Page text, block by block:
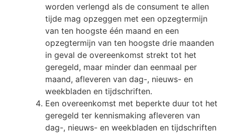
worden verlengd als de consument te allen
tijde mag opzeggen met een opzegtermijn
van ten hoogste één maand en een
opzegtermijn van ten hoogste drie maanden
in geval de overeenkomst strekt tot het
geregeld, maar minder dan eenmaal per
maand, afleveren van dag-, nieuws- en
weekbladen en tijdschriften.
Een overeenkomst met beperkte duur tot het
geregeld ter kennismaking afleveren van
dag-, nieuws- en weekbladen en tijdschriften